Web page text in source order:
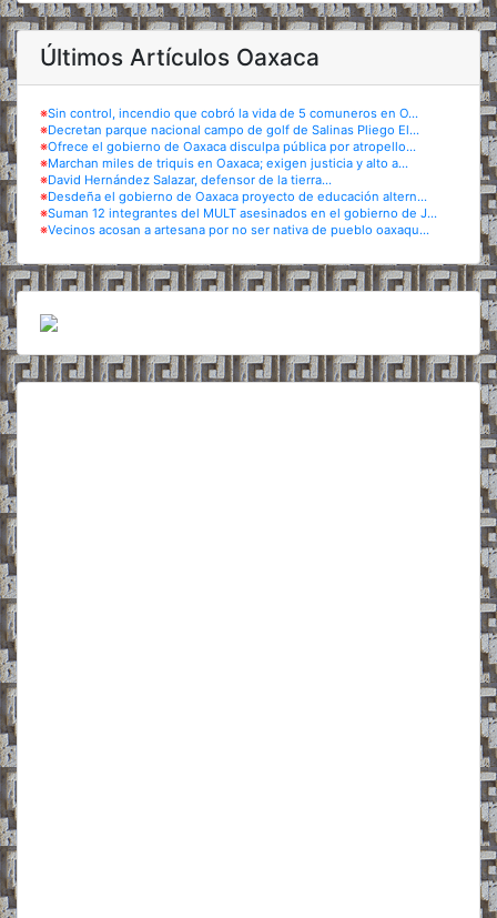
Últimos Artículos Oaxaca
※Sin control, incendio que cobró la vida de 5 comuneros en O...
※Decretan parque nacional campo de golf de Salinas Pliego El...
※Ofrece el gobierno de Oaxaca disculpa pública por atropello...
※Marchan miles de triquis en Oaxaca; exigen justicia y alto a...
※David Hernández Salazar, defensor de la tierra...
※Desdeña el gobierno de Oaxaca proyecto de educación altern...
※Suman 12 integrantes del MULT asesinados en el gobierno de J...
※Vecinos acosan a artesana por no ser nativa de pueblo oaxaqu...